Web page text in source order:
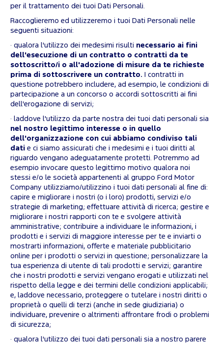
per il trattamento dei tuoi Dati Personali.
Raccoglieremo ed utilizzeremo i tuoi Dati Personali nelle
seguenti situazioni:
· qualora l'utilizzo dei medesimi risulti necessario ai fini
dell'esecuzione di un contratto o contratti da te
sottoscritto/i o all'adozione di misure da te richieste
prima di sottoscrivere un contratto.
I contratti in
questione potrebbero includere, ad esempio, le condizioni di
partecipazione a un concorso o accordi sottoscritti ai fini
dell'erogazione di servizi;
· laddove l'utilizzo da parte nostra dei tuoi dati personali sia
nel nostro legittimo interesse o in quello
dell'organizzazione con cui abbiamo condiviso tali
dati e ci siamo assicurati che i medesimi e i tuoi diritti al
riguardo vengano adeguatamente protetti. Potremmo ad
esempio invocare questo legittimo motivo qualora noi
stessi e/o le società appartenenti al gruppo Ford Motor
Company utilizziamo/utilizzino i tuoi dati personali al fine di:
capire e migliorare i nostri (o i loro) prodotti, servizi e/o
strategie di marketing; effettuare attività di ricerca; gestire e
migliorare i nostri rapporti con te e svolgere attività
amministrative; contribuire a individuare le informazioni, i
prodotti e i servizi di maggiore interesse per te e inviarti o
mostrarti informazioni, offerte e materiale pubblicitario
online per i prodotti o servizi in questione; personalizzare la
tua esperienza di utente di tali prodotti e servizi; garantire
che i nostri prodotti e servizi vengano erogati e utilizzati nel
rispetto della legge e dei termini delle condizioni applicabili;
e, laddove necessario, proteggere o tutelare i nostri diritti o
proprietà o quelli di terzi (anche in sede giudiziaria) o
individuare, prevenire o altrimenti affrontare frodi o problemi
di sicurezza;
· qualora l'utilizzo dei tuoi dati personali sia a nostro parere